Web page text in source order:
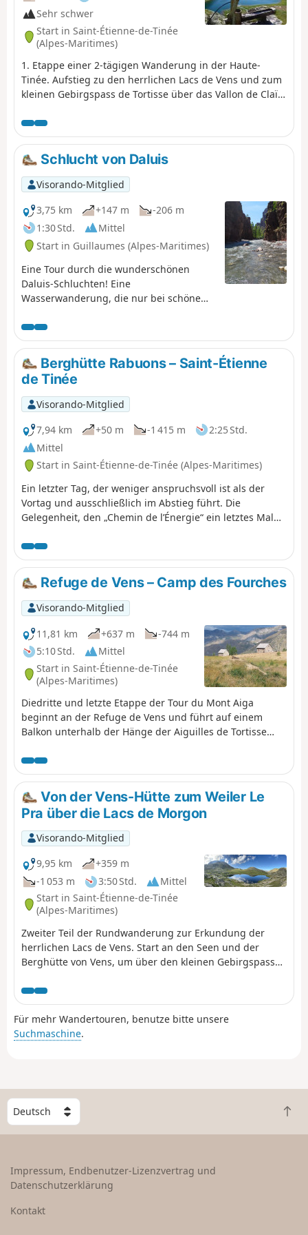
Sehr schwer
Start in Saint-Étienne-de-Tinée
(Alpes-Maritimes)
1. Etappe einer 2-tägigen Wanderung in der Haute-
Tinée. Aufstieg zu den herrlichen Lacs de Vens und zum
kleinen Gebirgspass de Tortisse über das Vallon de Claï
Gämsen in der Umgebung der Lacs de Vens und
unterhalb des kleinen Gebirgspasses Collet de Tortisse.
Schlucht von Daluis
Visorando-Mitglied
3,75 km
+147 m
-206 m
1:30 Std.
Mittel
Start in Guillaumes (Alpes-Maritimes)
Eine Tour durch die wunderschönen
Daluis-Schluchten! Eine
Wasserwanderung, die nur bei schönem
ideal für den Sommer bei hohen
Temperaturen ist. Eine Wanderung, die
für Kinder geeignet ist, die schwimmen
können. Geschlossene Schuhe sind
unerlässlich. Diese Wanderung führt
durch ein Naturschutzgebiet, das
bestimmten Vorschriften unterliegt. Siehe
praktische Informationen.
Berghütte Rabuons – Saint-Étienne
de Tinée
Visorando-Mitglied
7,94 km
+50 m -1 415 m
2:25 Std.
Mittel
Start in Saint-Étienne-de-Tinée (Alpes-Maritimes)
Ein letzter Tag, der weniger anspruchsvoll ist als der
Vortag und ausschließlich im Abstieg führt. Die
Gelegenheit, den „Chemin de l’Énergie“ ein letztes Mal
de-Tinée geht.
Refuge de Vens – Camp des Fourches
Visorando-Mitglied
11,81 km
+637 m
-744 m
5:10 Std.
Mittel
Start in Saint-Étienne-de-Tinée
(Alpes-Maritimes)
Diedritte und letzte Etappe der Tour du Mont Aiga
beginnt an der Refuge de Vens und führt auf einem
Balkon unterhalb der Hänge der Aiguilles de Tortisse
Crête de la Côte passiert und zu den Maisons Forestières
de Tortisse abgestiegen sind, wandern Sie auf einem
Balkon unterhalb der Hänge der Tête des Mourres
entlang, um das Plateau von Morgon zu erreichen und
wieder zu den Laussets und schließlich zu den Lacs de
Morgon aufzusteigen. Am großen See von Morgon
steigen Sie nach Osten hinab in den Salso Moréno, um
zum Weg der1. Etappe und zum Camp des Fourches zu
gelangen. Früh am Morgen kann man Gämsen und
natürlich den ganzen Tag über Murmeltiere beobachten.
Von der Vens-Hütte zum Weiler Le
Pra über die Lacs de Morgon
Visorando-Mitglied
9,95 km
+359 m
-1 053 m
3:50 Std.
Mittel
Start in Saint-Étienne-de-Tinée
(Alpes-Maritimes)
Zweiter Teil der Rundwanderung zur Erkundung der
herrlichen Lacs de Vens. Start an den Seen und der
Berghütte von Vens, um über den kleinen Gebirgspass
Seen von Morgon bis zum Weiler Le Pra zu gelangen.
Für mehr Wandertouren, benutze bitte unsere
Suchmaschine.
W
ä
h
e
n
Z
u
Impressum, Endbenutzer-Lizenzvertrag und
Datenschutzerklärung
Kontakt